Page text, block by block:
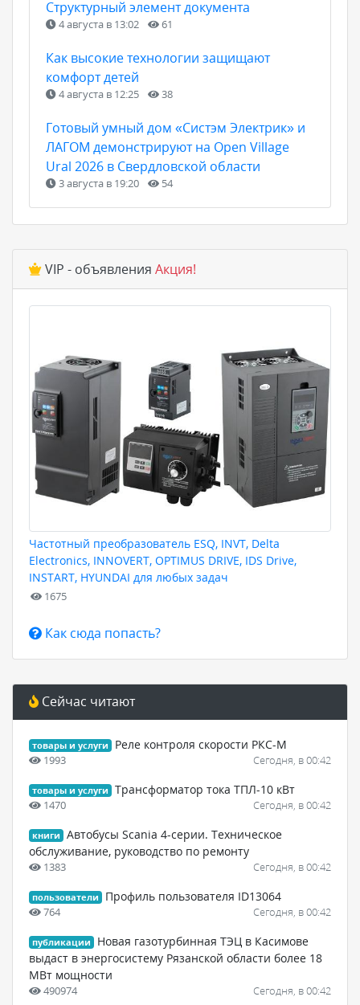
Структурный элемент документа
4 августа в 13:02 61
Как высокие технологии защищают
комфорт детей
4 августа в 12:25 38
Готовый умный дом «Систэм Электрик» и
ЛАГОМ демонстрируют на Open Village
Ural 2026 в Свердловской области
3 августа в 19:20 54
VIP - объявления Акция!
Частотный преобразователь ESQ, INVT, Delta
Electronics, INNOVERT, OPTIMUS DRIVE, IDS Drive,
INSTART, HYUNDAI для любых задач
1675
Как сюда попасть?
Сейчас читают
товары и услуги Реле контроля скорости РКС-М
1993 Сегодня, в 00:42
товары и услуги Трансформатор тока ТПЛ-10 кВт
1470 Сегодня, в 00:42
книги
Автобусы Scania 4-серии. Техническое
обслуживание, руководство по ремонту
1383 Сегодня, в 00:42
пользователи Профиль пользователя ID13064
764 Сегодня, в 00:42
публикации
Новая газотурбинная ТЭЦ в Касимове
выдаст в энергосистему Рязанской области более 18
МВт мощности
490974 Сегодня, в 00:42